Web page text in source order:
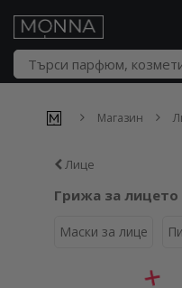
Магазин
Лице
Грижа за лицето
Маски за лице